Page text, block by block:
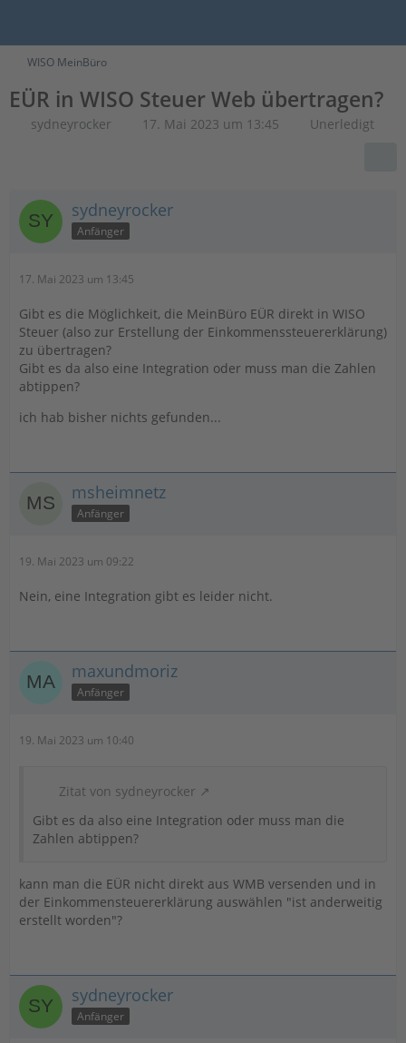
WISO MeinBüro
EÜR in WISO Steuer Web übertragen?
sydneyrocker 17. Mai 2023 um 13:45 Unerledigt
sydneyrocker
Anfänger
17. Mai 2023 um 13:45
Gibt es die Möglichkeit, die MeinBüro EÜR direkt in WISO
Steuer (also zur Erstellung der Einkommenssteuererklärung)
zu übertragen?
Gibt es da also eine Integration oder muss man die Zahlen
abtippen?
ich hab bisher nichts gefunden...
msheimnetz
Anfänger
19. Mai 2023 um 09:22
Nein, eine Integration gibt es leider nicht.
maxundmoriz
Anfänger
19. Mai 2023 um 10:40
Zitat von sydneyrocker
Gibt es da also eine Integration oder muss man die
Zahlen abtippen?
kann man die EÜR nicht direkt aus WMB versenden und in
der Einkommensteuererklärung auswählen "ist anderweitig
erstellt worden"?
sydneyrocker
Anfänger